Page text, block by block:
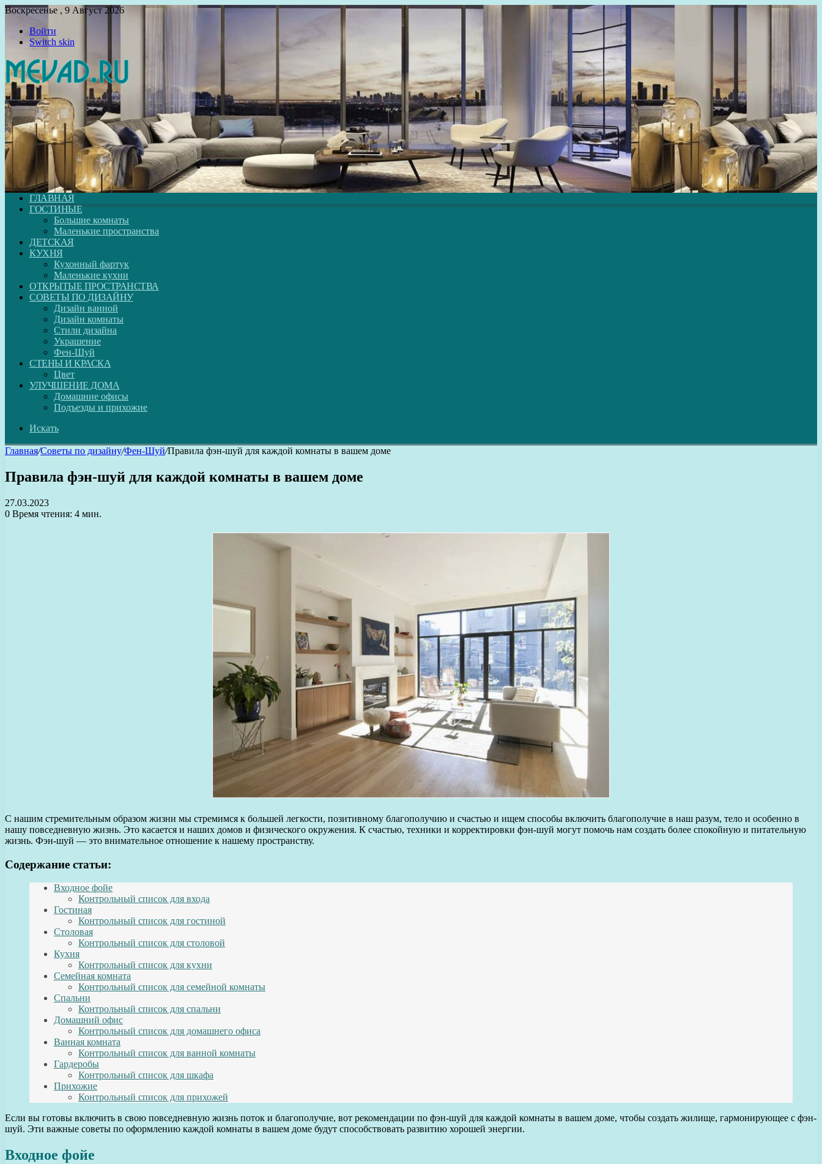
Воскресенье , 9 Август 2026
Войти
Switch skin
ГЛАВНАЯ
ГОСТИНЫЕ
Большие комнаты
Маленькие пространства
ДЕТСКАЯ
КУХНЯ
Кухонный фартук
Маленькие кухни
ОТКРЫТЫЕ ПРОСТРАНСТВА
СОВЕТЫ ПО ДИЗАЙНУ
Дизайн ванной
Дизайн комнаты
Стили дизайна
Украшение
Фен-Шуй
СТЕНЫ И КРАСКА
Цвет
УЛУЧШЕНИЕ ДОМА
Домашние офисы
Подъезды и прихожие
Искать
Главная/Советы по дизайну/Фен-Шуй/Правила фэн-шуй для каждой комнаты в вашем доме
Правила фэн-шуй для каждой комнаты в вашем доме
27.03.2023
0 Время чтения: 4 мин.
С нашим стремительным образом жизни мы стремимся к большей легкости, позитивному благополучию и счастью и ищем способы включить благополучие в наш разум, тело и особенно в
нашу повседневную жизнь. Это касается и наших домов и физического окружения. К счастью, техники и корректировки фэн-шуй могут помочь нам создать более спокойную и питательную
жизнь. Фэн-шуй — это внимательное отношение к нашему пространству.
Содержание статьи:
Входное фойе
Контрольный список для входа
Гостиная
Контрольный список для гостиной
Столовая
Контрольный список для столовой
Кухня
Контрольный список для кухни
Семейная комната
Контрольный список для семейной комнаты
Спальни
Контрольный список для спальни
Домашний офис
Контрольный список для домашнего офиса
Ванная комната
Контрольный список для ванной комнаты
Гардеробы
Контрольный список для шкафа
Прихожие
Контрольный список для прихожей
Если вы готовы включить в свою повседневную жизнь поток и благополучие, вот рекомендации по фэн-шуй для каждой комнаты в вашем доме, чтобы создать жилище, гармонирующее с фэн-
шуй. Эти важные советы по оформлению каждой комнаты в вашем доме будут способствовать развитию хорошей энергии.
Входное фойе